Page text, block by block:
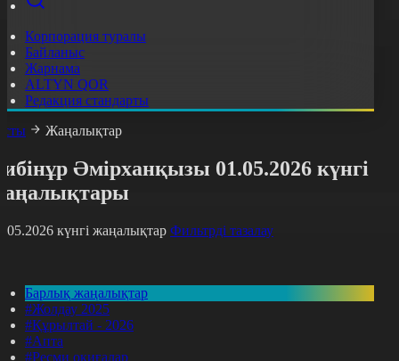
Корпорация туралы
Байланыс
Жарнама
ALTYN QOR
Редакция стандарты
Жаңалықтар
Әмірханқызы 01.05.2026 күнгі
күнгі жаңалықтар Фильтрді тазалау
Барлық жаңалықтар
#Жолдау 2025
#Құрылтай - 2026
#Апта
#Ресми оқиғалар